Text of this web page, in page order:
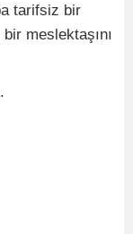
tarifsiz bir
meslektaşını